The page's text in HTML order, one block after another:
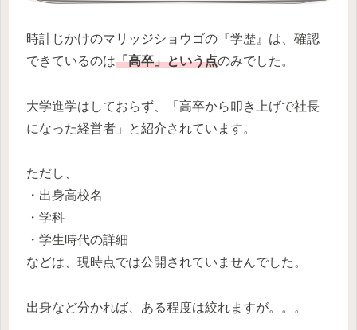
時計じかけのマリッジショウゴの『学歴』は、確認
できているのは「高卒」という点のみでした。
大学進学はしておらず、「高卒から叩き上げで社長
になった経営者」と紹介されています。
ただし、
・出身高校名
・学科
・学生時代の詳細
などは、現時点では公開されていませんでした。
出身など分かれば、ある程度は絞れますが。。。